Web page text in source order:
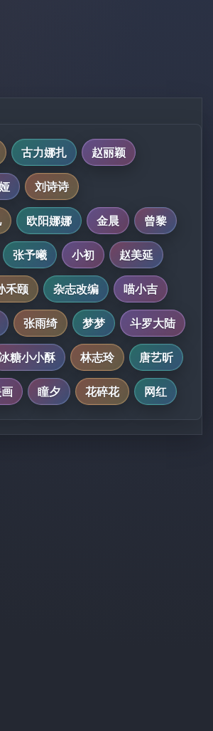
古力娜扎 赵丽颖
刘诗诗
欧阳娜娜 金晨 曾黎
张予曦 小初 赵美延
禾颐 杂志改编 喵小吉
张雨绮 梦梦 斗罗大陆
糖小小酥 林志玲 唐艺昕
瞳夕 花碎花 网红